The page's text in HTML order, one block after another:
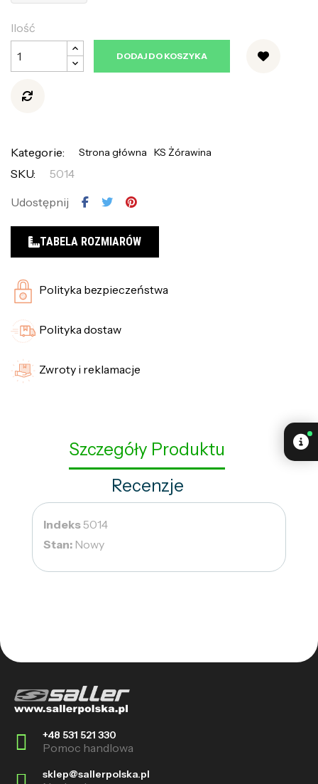
Ilość
DODAJ DO KOSZYKA
Kategorie: Strona główna KS Żórawina
SKU:
5014
Udostępnij
TABELA ROZMIARÓW
Polityka bezpieczeństwa
Polityka dostaw
Zwroty i reklamacje
Szczegóły Produktu
Recenzje
Indeks5014
Stan: Nowy
+48 531 521 330
Pomoc handlowa
sklep@sallerpolska.pl